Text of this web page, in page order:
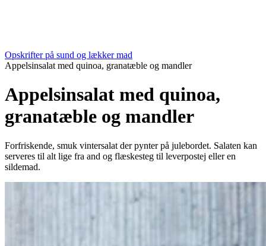
Opskrifter på sund og lækker mad
Appelsinsalat med quinoa, granatæble og mandler
Appelsinsalat med quinoa,
granatæble og mandler
Forfriskende, smuk vintersalat der pynter på julebordet. Salaten kan
serveres til alt lige fra and og flæskesteg til leverpostej eller en
sildemad.